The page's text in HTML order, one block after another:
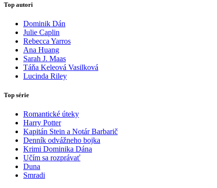
Top autori
Dominik Dán
Julie Caplin
Rebecca Yarros
Ana Huang
Sarah J. Maas
Táňa Keleová Vasilková
Lucinda Riley
Top série
Romantické úteky
Harry Potter
Kapitán Stein a Notár Barbarič
Denník odvážneho bojka
Krimi Dominika Dána
Učím sa rozprávať
Duna
Smradi